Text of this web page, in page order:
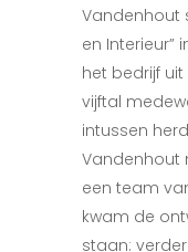
Vandenhout
en Interieur”
het bedrijf
vijftal
intussen
Vandenhout
een team
kwam de
staan: